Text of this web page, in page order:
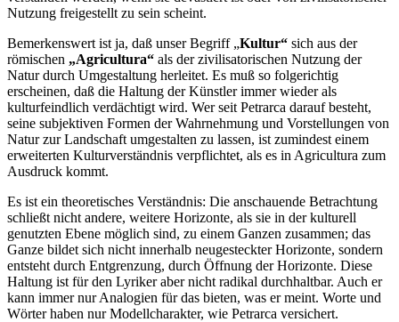
Nutzung freigestellt zu sein scheint.
Bemerkenswert ist ja, daß unser Begriff „Kultur“ sich aus der
römischen „Agricultura“ als der zivilisatorischen Nutzung der
Natur durch Umgestaltung herleitet. Es muß so folgerichtig
erscheinen, daß die Haltung der Künstler immer wieder als
kulturfeindlich verdächtigt wird. Wer seit Petrarca darauf besteht,
seine subjektiven Formen der Wahrnehmung und Vorstellungen von
Natur zur Landschaft umgestalten zu lassen, ist zumindest einem
erweiterten Kulturverständnis verpflichtet, als es in Agricultura zum
Ausdruck kommt.
Es ist ein theoretisches Verständnis: Die anschauende Betrachtung
schließt nicht andere, weitere Horizonte, als sie in der kulturell
genutzten Ebene möglich sind, zu einem Ganzen zusammen; das
Ganze bildet sich nicht innerhalb neugesteckter Horizonte, sondern
entsteht durch Entgrenzung, durch Öffnung der Horizonte. Diese
Haltung ist für den Lyriker aber nicht radikal durchhaltbar. Auch er
kann immer nur Analogien für das bieten, was er meint. Worte und
Wörter haben nur Modellcharakter, wie Petrarca versichert.